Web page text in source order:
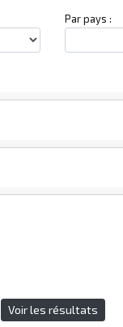
Par pays :
Voir les résultats